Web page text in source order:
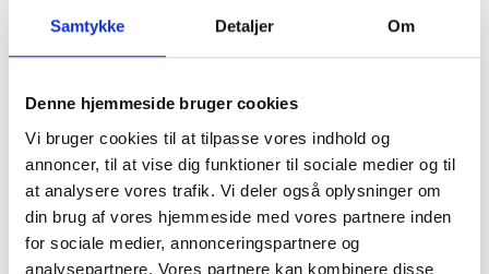
Samtykke Detaljer Om
Denne hjemmeside bruger cookies
Vi bruger cookies til at tilpasse vores indhold og
annoncer, til at vise dig funktioner til sociale medier og til
at analysere vores trafik. Vi deler også oplysninger om
din brug af vores hjemmeside med vores partnere inden
for sociale medier, annonceringspartnere og
analysepartnere. Vores partnere kan kombinere disse
Jørgen Jensen Automobiler A/S 6950 Ringkøbing
JMcars.dk ApS 7760
JM Offroadhandel Bryrup
JM Handel 7100 Vejle
JL Auto ApS 8660